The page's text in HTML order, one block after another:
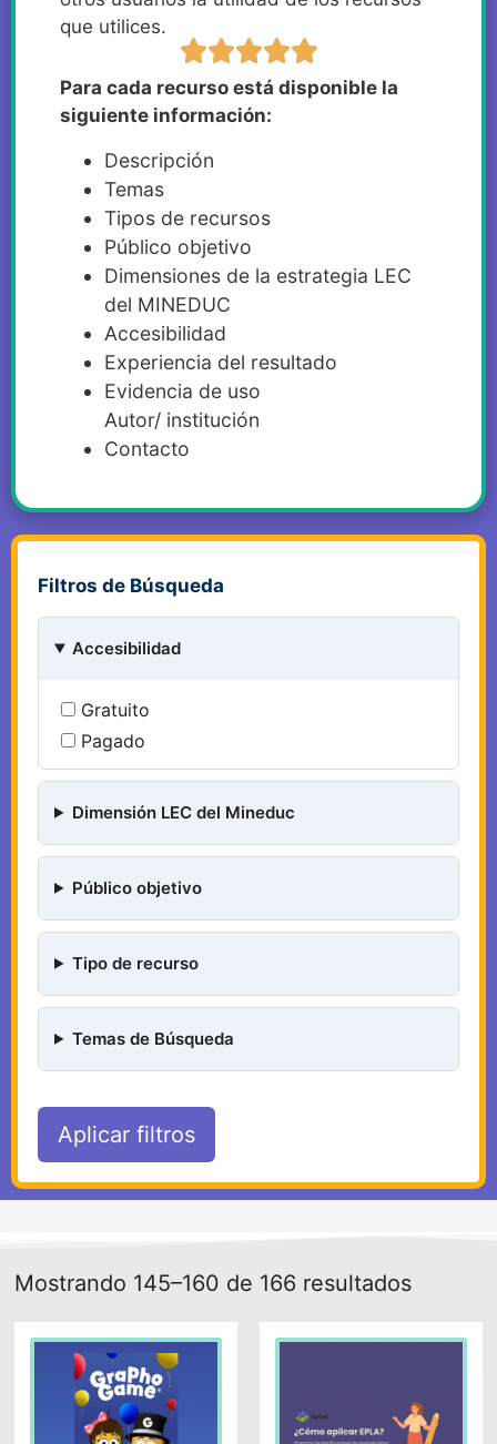
que utilices.
Para cada recurso está disponible la
siguiente información:
Descripción
Temas
Tipos de recursos
Público objetivo
Dimensiones de la estrategia LEC
del MINEDUC
Accesibilidad
Experiencia del resultado
Evidencia de uso
Autor/ institución
Contacto
Filtros de Búsqueda
Accesibilidad
Gratuito
Pagado
Dimensión LEC del Mineduc
Público objetivo
Tipo de recurso
Temas de Búsqueda
Aplicar filtros
Mostrando 145–160 de 166 resultados